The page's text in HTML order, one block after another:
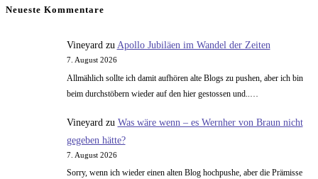
ein
Neueste Kommentare
Vineyardzu Apollo Jubiläen im Wandel der Zeiten
7. August 2026
Allmählich sollte ich damit aufhören alte Blogs zu pushen, aber ich bin
beim durchstöbern wieder auf den hier gestossen und..…
Vineyard zu Was wäre wenn – es Wernher von Braun nicht
gegeben hätte?
7. August 2026
Sorry, wenn ich wieder einen alten Blog hochpushe, aber die Prämisse